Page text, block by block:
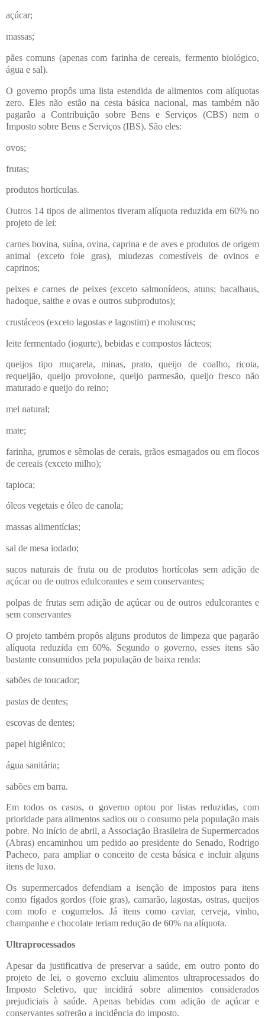
açúcar;
massas;
pães comuns (apenas com farinha de cereais, fermento biológico,
água e sal).
O governo propôs uma lista estendida de alimentos com alíquotas
zero. Eles não estão na cesta básica nacional, mas também não
pagarão a Contribuição sobre Bens e Serviços (CBS) nem o
Imposto sobre Bens e Serviços (IBS). São eles:
ovos;
frutas;
produtos hortículas.
Outros 14 tipos de alimentos tiveram alíquota reduzida em 60% no
projeto de lei:
carnes bovina, suína, ovina, caprina e de aves e produtos de origem
animal (exceto foie gras), miudezas comestíveis de ovinos e
caprinos;
peixes e carnes de peixes (exceto salmonídeos, atuns; bacalhaus,
hadoque, saithe e ovas e outros subprodutos);
crustáceos (exceto lagostas e lagostim) e moluscos;
leite fermentado (iogurte), bebidas e compostos lácteos;
queijos tipo muçarela, minas, prato, queijo de coalho, ricota,
requeijão, queijo provolone, queijo parmesão, queijo fresco não
maturado e queijo do reino;
mel natural;
mate;
farinha, grumos e sêmolas de cerais, grãos esmagados ou em flocos
de cereais (exceto milho);
tapioca;
óleos vegetais e óleo de canola;
massas alimentícias;
sal de mesa iodado;
sucos naturais de fruta ou de produtos hortícolas sem adição de
açúcar ou de outros edulcorantes e sem conservantes;
polpas de frutas sem adição de açúcar ou de outros edulcorantes e
sem conservantes
O projeto também propôs alguns produtos de limpeza que pagarão
alíquota reduzida em 60%. Segundo o governo, esses itens são
bastante consumidos pela população de baixa renda:
sabões de toucador;
pastas de dentes;
escovas de dentes;
papel higiênico;
água sanitária;
sabões em barra.
Em todos os casos, o governo optou por listas reduzidas, com
prioridade para alimentos sadios ou o consumo pela população mais
pobre. No início de abril, a Associação Brasileira de Supermercados
(Abras) encaminhou um pedido ao presidente do Senado, Rodrigo
Pacheco, para ampliar o conceito de cesta básica e incluir alguns
itens de luxo.
Os supermercados defendiam a isenção de impostos para itens
como fígados gordos (foie gras), camarão, lagostas, ostras, queijos
com mofo e cogumelos. Já itens como caviar, cerveja, vinho,
champanhe e chocolate teriam redução de 60% na alíquota.
Ultraprocessados
Apesar da justificativa de preservar a saúde, em outro ponto do
projeto de lei, o governo excluiu alimentos ultraprocessados do
Imposto Seletivo, que incidirá sobre alimentos considerados
prejudiciais à saúde. Apenas bebidas com adição de açúcar e
conservantes sofrerão a incidência do imposto.